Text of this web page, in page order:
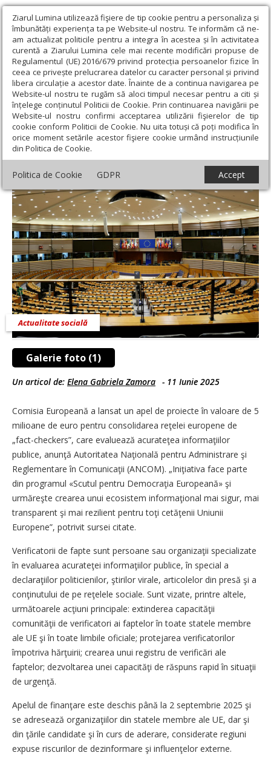
Ziarul Lumina utilizează fişiere de tip cookie pentru a personaliza și
îmbunătăți experiența ta pe Website-ul nostru. Te informăm că ne-
am actualizat politicile pentru a integra în acestea și în activitatea
curentă a Ziarului Lumina cele mai recente modificări propuse de
Regulamentul (UE) 2016/679 privind protecția persoanelor fizice în
ceea ce privește prelucrarea datelor cu caracter personal și privind
libera circulație a acestor date. Înainte de a continua navigarea pe
Website-ul nostru te rugăm să aloci timpul necesar pentru a citi și
înțelege conținutul Politicii de Cookie. Prin continuarea navigării pe
Website-ul nostru confirmi acceptarea utilizării fişierelor de tip
cookie conform Politicii de Cookie. Nu uita totuși că poți modifica în
orice moment setările acestor fişiere cookie urmând instrucțiunile
din Politica de Cookie.
Politica de Cookie GDPR Accept
Ziarul Lumina › Societate › Actualitate socială › Proiecte pentru
consolidarea reţelei europene de „fact-checkers”
Proiecte pentru consolidarea reţelei
europene de „fact-checkers”
Galerie foto (1)
Actualitate socială
Un articol de: Elena Gabriela Zamora - 11 Iunie 2025
Comisia Europeană a lansat un apel de proiecte în valoare de 5
milioane de euro pentru consolidarea reţelei europene de
„fact-checkers”, care evaluează acurateţea informaţiilor
publice, anunţă Autoritatea Naţională pentru Administrare şi
Reglementare în Comunicaţii (ANCOM). „Iniţiativa face parte
din programul «Scutul pentru Democraţia Europeană» şi
urmăreşte crearea unui ecosistem informaţional mai sigur, mai
transparent şi mai rezilient pentru toţi cetăţenii Uniunii
Europene”, potrivit sursei citate.
Verificatorii de fapte sunt persoane sau organizaţii specializate
în evaluarea acurateţei informaţiilor publice, în special a
declaraţiilor politicienilor, ştirilor virale, articolelor din presă şi a
conţinutului de pe reţelele sociale. Sunt vizate, printre altele,
următoarele acţiuni principale: extinderea capacităţii
comunităţii de verificatori ai faptelor în toate statele membre
ale UE şi în toate limbile oficiale; protejarea verificatorilor
împotriva hărţuirii; crearea unui registru de verificări ale
faptelor; dezvoltarea unei capacităţi de răspuns rapid în situaţii
de urgenţă.
Apelul de finanţare este deschis până la 2 septembrie 2025 şi
se adresează organizaţiilor din statele membre ale UE, dar şi
din ţările candidate şi în curs de aderare, considerate regiuni
expuse riscurilor de dezinformare şi influenţelor externe.